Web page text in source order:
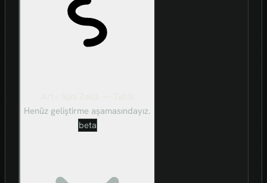
Henüz geliştirme aşamasındayız.
beta